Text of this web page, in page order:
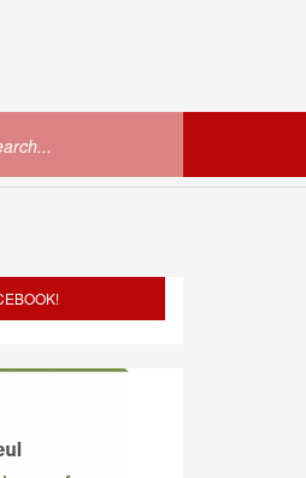
Zeeland